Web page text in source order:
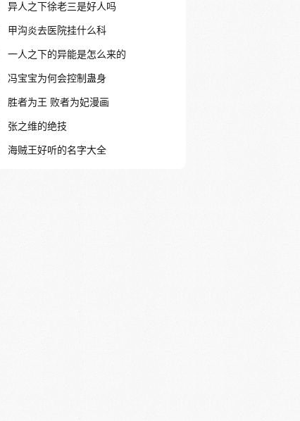
异人之下徐老三是好人吗
甲沟炎去医院挂什么科
一人之下的异能是怎么来的
冯宝宝为何会控制蛊身
胜者为王 败者为妃漫画
张之维的绝技
海贼王好听的名字大全